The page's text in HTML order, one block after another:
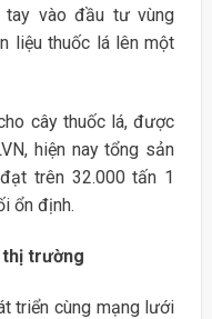
tay vào đầu tư vùng
liệu thuốc lá lên một
cây thuốc lá, được
hiện nay tổng sản
trên 32.000 tấn 1
ổn định.
trường
triển cùng mạng lưới